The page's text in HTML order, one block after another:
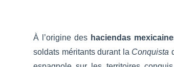
À l’origine des haciendas
soldats méritants durant la Conquista